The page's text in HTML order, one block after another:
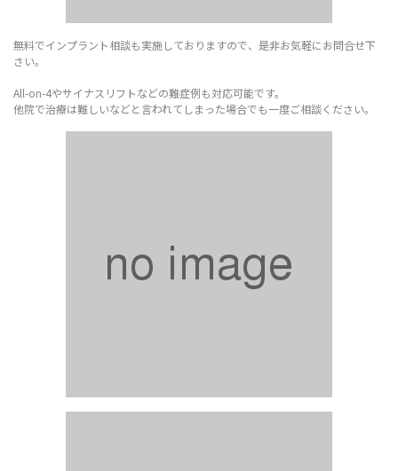
無料でインプラント相談も実施しておりますので、是非お気軽にお問合せ下
さい。
All-on-4やサイナスリフトなどの難症例も対応可能です。
他院で治療は難しいなどと言われてしまった場合でも一度ご相談ください。